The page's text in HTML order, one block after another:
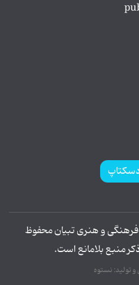
و هنری تبیان محفوظ
منبع بلامانع است.
تولید: نستوه